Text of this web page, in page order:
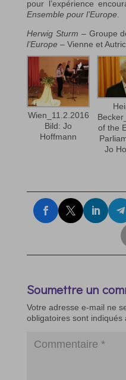
pour l’expérience
Ensemble pour l’Europe.
Herwig Sturm – Groupe
l’Europe– Vienne et
Wien_11.2.2016
Bild: Jo
Hoffmann
of the
Jo
Soumettre un
Votre adresse e-mail ne
obligatoires sont indiqués